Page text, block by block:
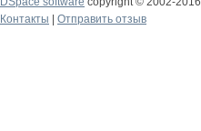
Контакты
Отправить отзыв